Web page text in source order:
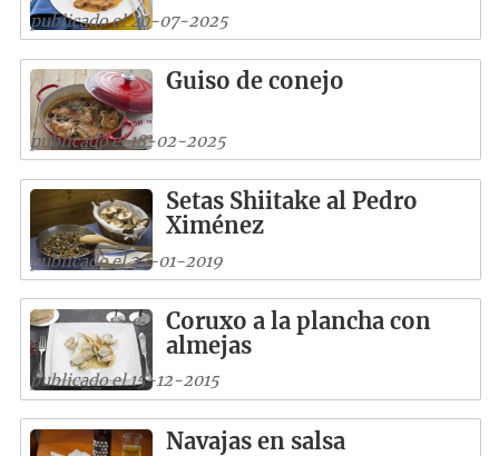
publicado el 20-07-2025
Guiso de conejo
publicado el 18-02-2025
Setas Shiitake al Pedro
Ximénez
publicado el 27-01-2019
Coruxo a la plancha con
almejas
publicado el 15-12-2015
Navajas en salsa